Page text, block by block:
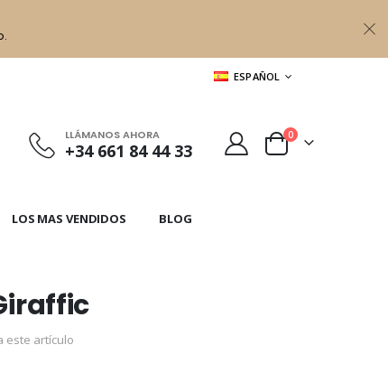
LENGUAJE
ESPAÑOL
LLÁMANOS AHORA
+34 661 84 44 33 Cart
0artículos
LOS MAS VENDIDOS BLOG
este artículo